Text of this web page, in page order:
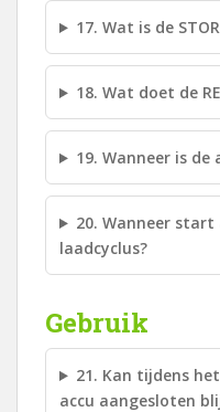
17. Wat is de
18. Wat doet de
19. Wanneer is de
20. Wanneer
laadcyclus?
Gebruik
21. Kan tijdens
accu aangesloten